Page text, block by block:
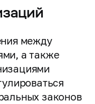
между
а также
законов